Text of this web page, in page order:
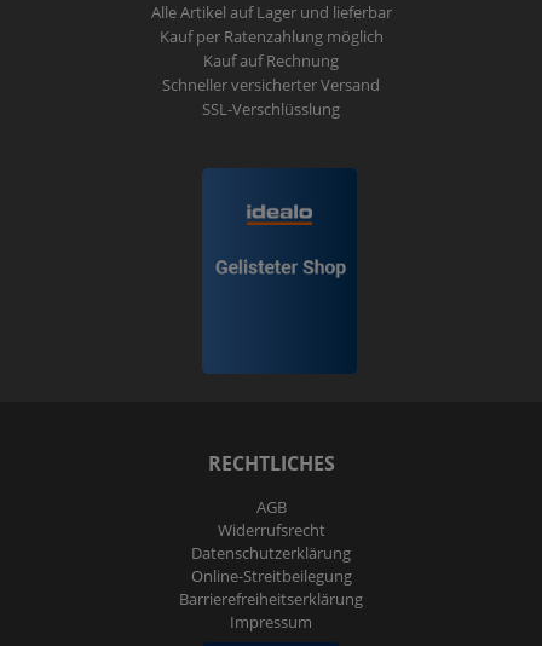
Alle Artikel auf Lager und lieferbar
Kauf per Ratenzahlung möglich
Kauf auf Rechnung
Schneller versicherter Versand
SSL-Verschlüsslung
RECHTLICHES
AGB
Widerrufs­recht
Daten­schutz­erklärung
Online-Streitbeilegung
Barrierefreiheitserklärung
Impressum